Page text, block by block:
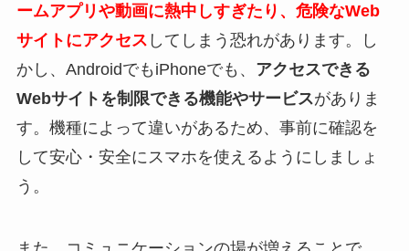
ームアプリや動画に熱中しすぎたり、危険なWeb
サイトにアクセス してしまう恐れがあります。し
かし、AndroidでもiPhoneでも、 アクセスできる
Webサイトを制限できる機能やサービスがありま
す。機種によって違いがあるため、事前に確認を
して安心・安全にスマホを使えるようにしましょ
う。